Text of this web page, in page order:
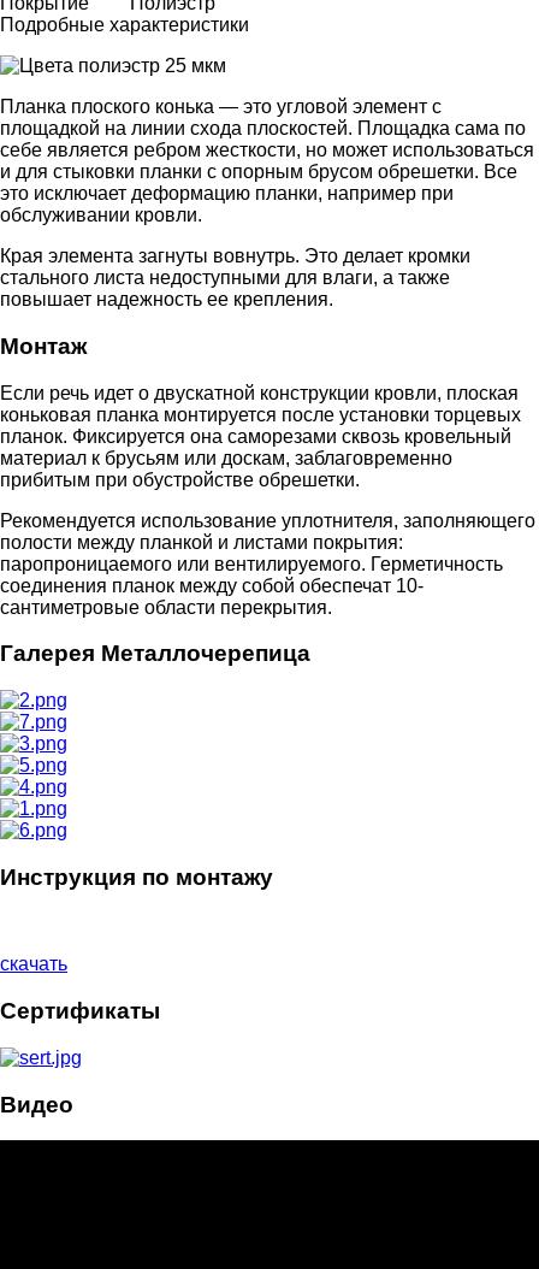
Подробные характеристики
Планка плоского конька — это угловой элемент с
площадкой на линии схода плоскостей. Площадка сама по
себе является ребром жесткости, но может использоваться
и для стыковки планки с опорным брусом обрешетки. Все
это исключает деформацию планки, например при
обслуживании кровли.
Края элемента загнуты вовнутрь. Это делает кромки
стального листа недоступными для влаги, а также
повышает надежность ее крепления.
Монтаж
Если речь идет о двускатной конструкции кровли, плоская
коньковая планка монтируется после установки торцевых
планок. Фиксируется она саморезами сквозь кровельный
материал к брусьям или доскам, заблаговременно
прибитым при обустройстве обрешетки.
Рекомендуется использование уплотнителя, заполняющего
полости между планкой и листами покрытия:
паропроницаемого или вентилируемого. Герметичность
соединения планок между собой обеспечат 10-
сантиметровые области перекрытия.
Галерея Металлочерепица
Инструкция по монтажу
скачать
Сертификаты
Видео